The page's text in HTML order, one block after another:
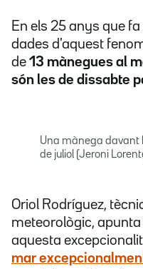
En els 25 anys que
dades d'aquest
de 13 mànegues al
són les de dissabte
Una mànega davant
de juliol (Jeroni
Oriol Rodríguez,
meteorològic,
aquesta
mar